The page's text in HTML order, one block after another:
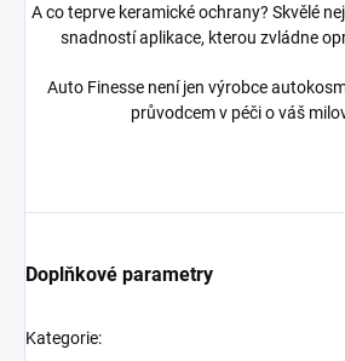
A co teprve keramické ochrany? Skvělé
snadností aplikace, kterou zvládne
Auto Finesse není jen výrobce
průvodcem v péči o váš
Doplňkové parametry
Kategorie: